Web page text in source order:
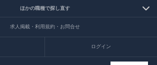
ほかの職種で探し直す
求人掲載・利用規約・お問合せ
ログイン